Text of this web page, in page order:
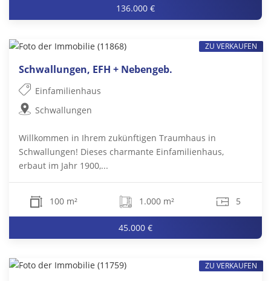
136.000 €
Schwallungen, EFH + Nebengeb.
Einfamilienhaus
Schwallungen
Willkommen in Ihrem zukünftigen Traumhaus in
Schwallungen! Dieses charmante Einfamilienhaus,
erbaut im Jahr 1900,...
100 m² 1.000 m² 5
45.000 €
ZU VERKAUFEN
ZU VERKAUFEN